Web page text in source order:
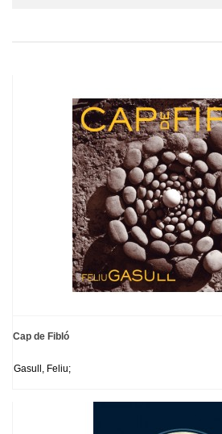
Cap de Fibló
Gasull, Feliu;